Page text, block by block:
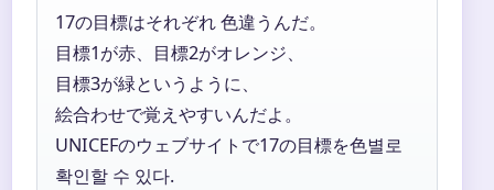
17の目標はそれぞれ 色違うんだ。
目標1が赤、目標2がオレンジ、
目標3が緑というように、
絵合わせで覚えやすいんだよ。
UNICEFのウェブサイトで17の目標を色별로
확인할 수 있다.